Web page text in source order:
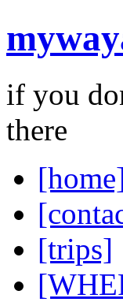
if you
there
[trips]